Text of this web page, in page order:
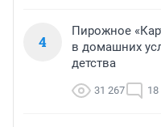
4
Пирожное
в домашних
детства
31 267 18